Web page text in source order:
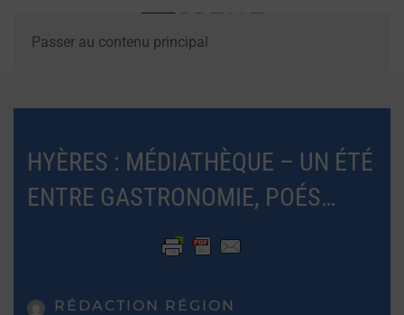
Passer au contenu principal
HYÈRES : MÉDIATHÈQUE – UN ÉTÉ
ENTRE GASTRONOMIE, POÉS…
RÉDACTION RÉGION